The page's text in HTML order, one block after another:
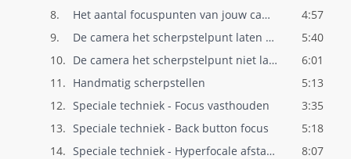
8.
Het aantal focuspunten van jouw camera
4:57
9.
De camera het scherpstelpunt laten kieze..
5:40
10.
De camera het scherpstelpunt niet laten ..
6:01
11. Handmatig scherpstellen
5:13
12. Speciale techniek - Focus vasthouden
3:35
13. Speciale techniek - Back button focus
5:18
14.
Speciale techniek - Hyperfocale afstand
8:07